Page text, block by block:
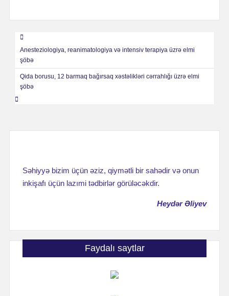
Навигация
по
записям
Anesteziologiya, reanimatologiya və intensiv terapiya üzrə elmi
şöbə
Qida borusu, 12 barmaq bağırsaq xəstəlikləri cərrahlığı üzrə elmi
şöbə
Səhiyyə bizim üçün əziz, qiymətli bir sahədir və onun
inkişafı üçün lazımi tədbirlər görüləcəkdir.
Heydər Əliyev
Faydalı saytlar